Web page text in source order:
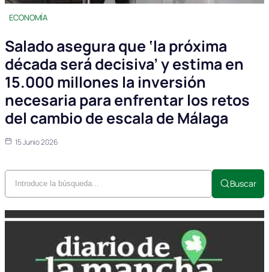
ECONOMÍA
Salado asegura que ‘la próxima
década será decisiva’ y estima en
15.000 millones la inversión
necesaria para enfrentar los retos
del cambio de escala de Málaga
15 Junio 2026
Buscar